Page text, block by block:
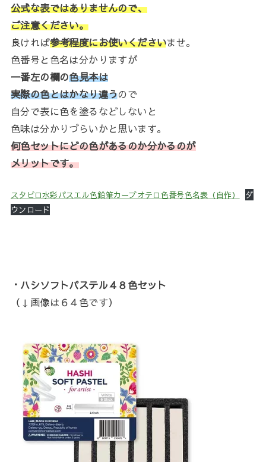
公式な表ではありませんので、
ご注意ください。
良ければ参考程度にお使いくださいませ。
色番号と色名は分かりますが
一番左の欄の色見本は
実際の色とはかなり違うので
自分で表に色を塗るなどしないと
色味は分かりづらいかと思います。
何色セットにどの色があるのか分かるのが
メリットです。
スタビロ水彩パスエル色鉛筆カーブオテロ色番号色名表（自作）
ダ
ウンロード
・ハシソフトパステル４８色セット
（↓画像は６４色です）